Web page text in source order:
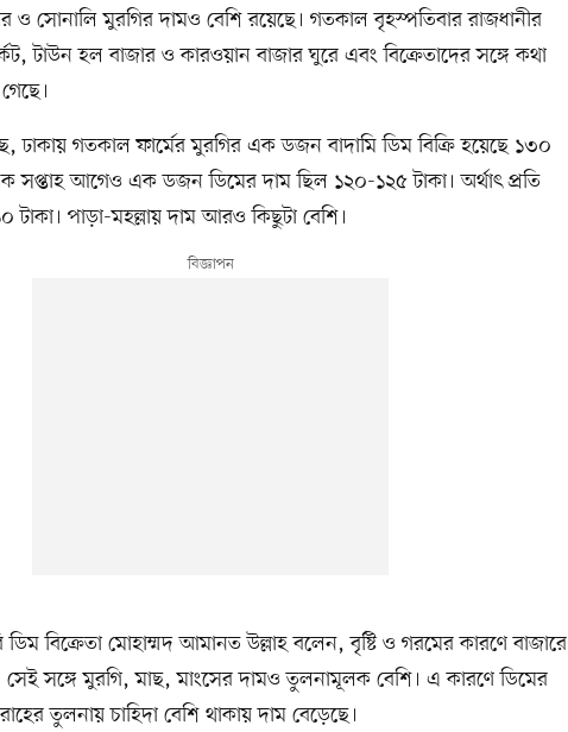
ও সোনালি মুরগির দামও বেশি রয়েছে। গতকাল বৃহস্পতিবার রাজধানীর
টাউন হল বাজার ও কারওয়ান বাজার ঘুরে এবং বিক্রেতাদের সঙ্গে কথা
ঢাকায় গতকাল ফার্মের মুরগির এক ডজন বাদামি ডিম বিক্রি হয়েছে ১৩০
সপ্তাহ আগেও এক ডজন ডিমের দাম ছিল ১২০-১২৫ টাকা। অর্থাৎ প্রতি
পাড়া-মহল্লায় দাম আরও কিছুটা বেশি।
বিক্রেতা মোহাম্মদ আমানত উল্লাহ বলেন, বৃষ্টি ও গরমের কারণে বাজারে
সঙ্গে মুরগি, মাছ, মাংসের দামও তুলনামূলক বেশি। এ কারণে ডিমের
তুলনায় চাহিদা বেশি থাকায় দাম বেড়েছে।